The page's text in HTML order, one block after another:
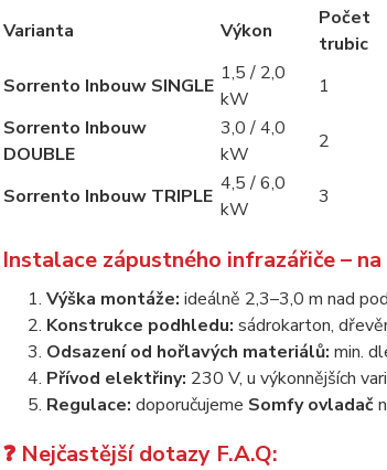
Varianta Výkon
Počet
trubic
Sorrento Inbouw SINGLE
1,5 / 2,0
kW
1
Sorrento Inbouw
DOUBLE
3,0 / 4,0
kW
2
Sorrento Inbouw TRIPLE
4,5 / 6,0
kW
3
Instalace zápustného infrazářiče –
Výška montáže: ideálně 2,3–3,0 m nad
Konstrukce podhledu: sádrokarton,
Odsazení od hořlavých materiálů: min.
Přívod elektřiny: 230 V, u výkonnějších
Regulace: doporučujeme Somfy ovladač
❓ Nejčastější dotazy F.A.Q: